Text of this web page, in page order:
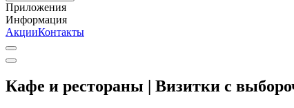
Приложения
Информация
АкцииКонтакты
Кафе и рестораны | Визитки с